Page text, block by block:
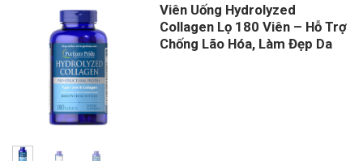
Viên Uống Hydrolyzed
Collagen Lọ 180 Viên – Hỗ Trợ
Chống Lão Hóa, Làm Đẹp Da